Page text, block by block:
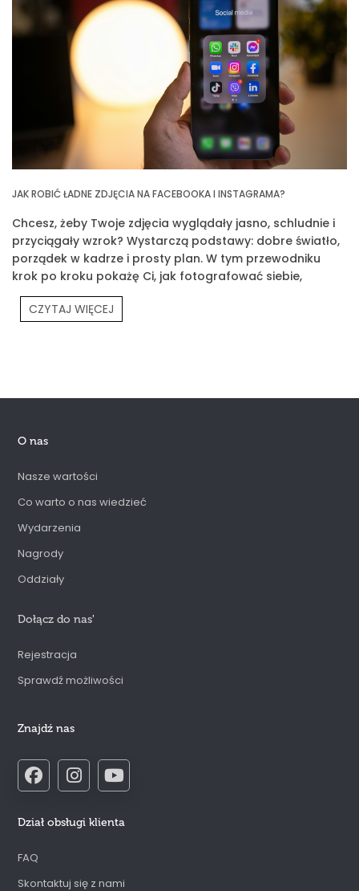
JAK ROBIĆ ŁADNE ZDJĘCIA NA FACEBOOKA I INSTAGRAMA?
Chcesz, żeby Twoje zdjęcia wyglądały jasno, schludnie i
przyciągały wzrok? Wystarczą podstawy: dobre światło,
porządek w kadrze i prosty plan. W tym przewodniku
krok po kroku pokażę Ci, jak fotografować siebie,
produkty Prouvé i Twoją codzienność.
CZYTAJ WIĘCEJ
O nas
Nasze wartości
Co warto o nas wiedzieć
Wydarzenia
Nagrody
Oddziały
Dołącz do nas'
Rejestracja
Sprawdź możliwości
Znajdź nas
Dział obsługi klienta
FAQ
Skontaktuj się z nami